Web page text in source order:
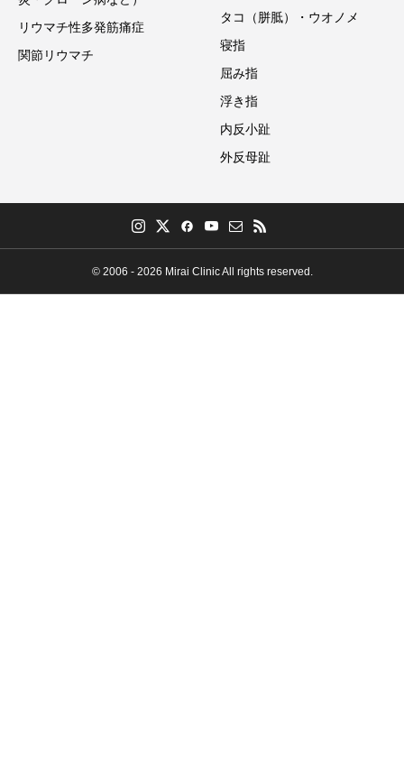
リウマチ性多発筋痛症
関節リウマチ
タコ（胼胝）・ウオノメ
寝指
屈み指
浮き指
内反小趾
外反母趾
© 2006 - 2026 Mirai Clinic All rights reserved.